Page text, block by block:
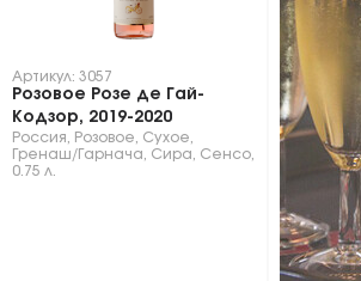
Артикул: 3057
Розовое Розе де Гай-
Кодзор, 2019-2020
Россия Розовое Сухое
Гренаш/Гарнача
Сира Сенсо
0.75 л.